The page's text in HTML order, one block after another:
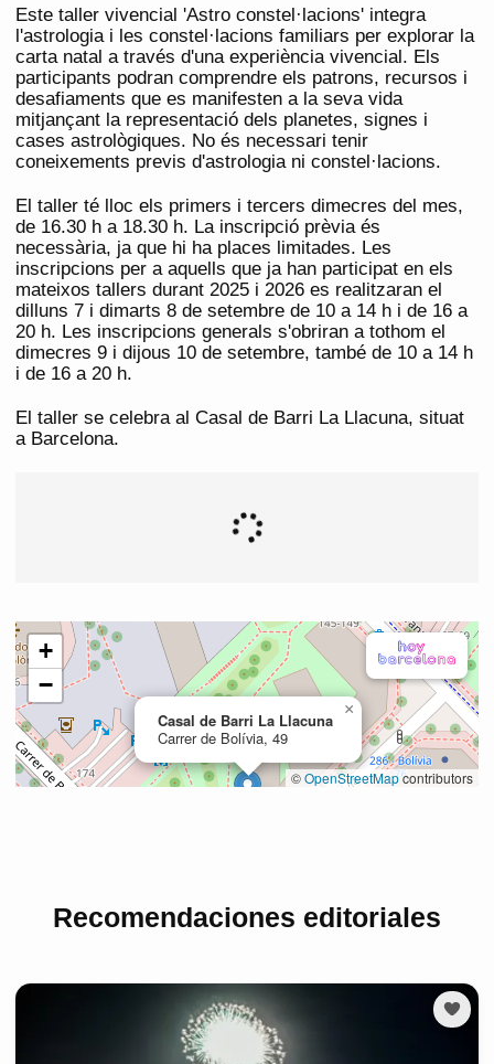
Este taller vivencial 'Astro constel·lacions' integra
l'astrologia i les constel·lacions familiars per explorar la
carta natal a través d'una experiència vivencial. Els
participants podran comprendre els patrons, recursos i
desafiaments que es manifesten a la seva vida
mitjançant la representació dels planetes, signes i
cases astrològiques. No és necessari tenir
coneixements previs d'astrologia ni constel·lacions.
El taller té lloc els primers i tercers dimecres del mes,
de 16.30 h a 18.30 h. La inscripció prèvia és
necessària, ja que hi ha places limitades. Les
inscripcions per a aquells que ja han participat en els
mateixos tallers durant 2025 i 2026 es realitzaran el
dilluns 7 i dimarts 8 de setembre de 10 a 14 h i de 16 a
20 h. Les inscripcions generals s'obriran a tothom el
dimecres 9 i dijous 10 de setembre, també de 10 a 14 h
i de 16 a 20 h.
El taller se celebra al Casal de Barri La Llacuna, situat
a Barcelona.
Recomendaciones editoriales